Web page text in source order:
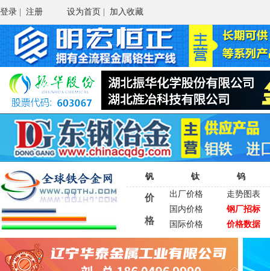
登录 注册 设为首页 加入收藏
钒 钛 钨
价
格
出厂价格
走势图表
国内价格
钢厂招标
国际价格
价格数据